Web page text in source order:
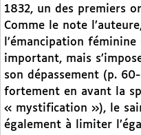
1832, un des premiers
Comme le note
l’émancipation
important, mais
son dépassement (p.
fortement en avant la
« mystification »), le
également à limiter